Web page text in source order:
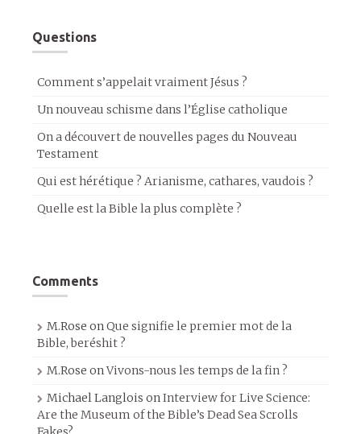
Questions
Comment s’appelait vraiment Jésus ?
Un nouveau schisme dans l’Église catholique
On a découvert de nouvelles pages du Nouveau
Testament
Qui est hérétique ? Arianisme, cathares, vaudois ?
Quelle est la Bible la plus complète ?
Comments
M.Rose onQue signifie le premier mot de la
Bible, beréshit ?
M.Rose onVivons-nous les temps de la fin ?
Michael Langlois onInterview for Live Science:
Are the Museum of the Bible’s Dead Sea Scrolls